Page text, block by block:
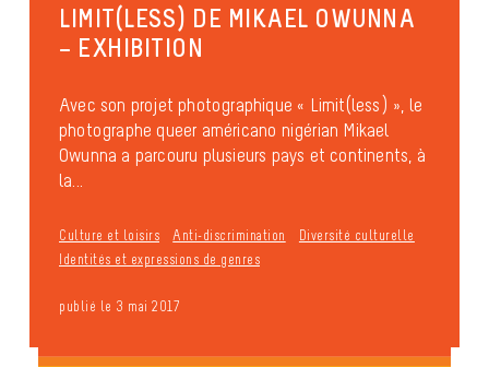
LIMIT(LESS) DE MIKAEL OWUNNA
– EXHIBITION
Avec son projet photographique « Limit(less) », le
photographe queer américano nigérian Mikael
Owunna a parcouru plusieurs pays et continents, à
la...
Culture et loisirs Anti-discrimination
Diversité culturelle
Identités et expressions de genres
publié le 3 mai 2017